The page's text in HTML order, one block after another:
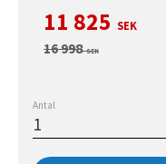
Nedsatt pris:
11 825 SEK
Ordinarie pris:
16 998SEK
Antal